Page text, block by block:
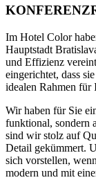
Im Hotel Color
Hauptstadt
und Effizienz
eingerichtet, dass
idealen Rahmen für
Wir haben für Sie
funktional, sondern
sind wir stolz auf
Detail gekümmert.
sich vorstellen,
modern und mit